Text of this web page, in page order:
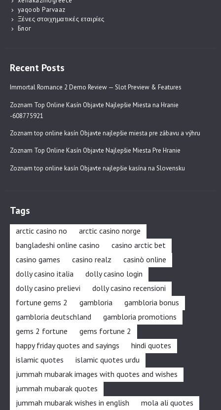
yaqoob Parvaaz
Ξένες στοιχηματικές εταιρίες
Блог
Recent Posts
Immortal Romance 2 Demo Review — Slot Preview & Features
Zoznam Top Online Kasín Objavte Najlepšie Miesta na Hranie
-608775921
Zoznam top online kasín Objavte najlepšie miesta pre zábavu a výhru
Zoznam Top Online Kasín Objavte Najlepšie Miesta Pre Hranie
Zoznam top online kasín Objavte najlepšie kasína na Slovensku
Tags
arctic casino no
arctic casino norge
bangladeshi online casino
casino arctic bet
casino games
casino realz
casinò online
dolly casino italia
dolly casino login
dolly casino prelievi
dolly casino recensioni
fortune gems 2
gambloria
gambloria bonus
gambloria deutschland
gambloria promotions
gems 2 fortune
gems fortune 2
happy friday quotes and sayings
hindi quotes
islamic quotes
islamic quotes urdu
jummah mubarak images with quotes and wishes
jummah mubarak quotes
jummah mubarak wishes in english
mola ali quotes